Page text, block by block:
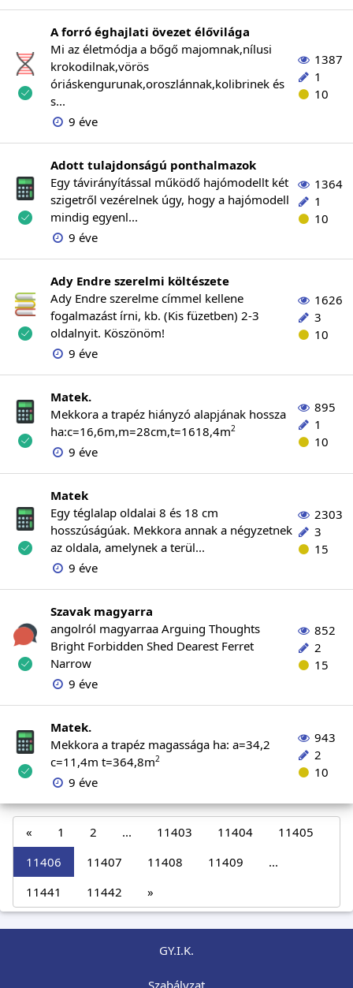
A forró éghajlati övezet élővilága
Mi az életmódja a bőgő majomnak,nílusi
krokodilnak,vörös
óriáskengurunak,oroszlánnak,kolibrinek és
s...
9 éve
1387
1
10
Adott tulajdonságú ponthalmazok
Egy távirányítással működő hajómodellt két
szigetről vezérelnek úgy, hogy a hajómodell
mindig egyenl...
9 éve
1364
1
10
Ady Endre szerelmi költészete
Ady Endre szerelme címmel kellene
fogalmazást írni, kb. (Kis füzetben) 2-3
oldalnyit. Köszönöm!
9 éve
1626
3
10
Matek.
Mekkora a trapéz hiányzó alapjának hossza
ha:c=16,6m,m=28cm,t=1618,4m2
9 éve
895
1
10
Matek
Egy téglalap oldalai 8 és 18 cm
hosszúságúak. Mekkora annak a négyzetnek
az oldala, amelynek a terül...
9 éve
2303
3
15
Szavak magyarra
angolról magyarraa Arguing Thoughts
Bright Forbidden Shed Dearest Ferret
Narrow
9 éve
852
2
15
Matek.
Mekkora a trapéz magassága ha: a=34,2
c=11,4m t=364,8m2
9 éve
943
2
10
« 1 2 ... 11403 11404
11405
11406
11407 11408 11409
...
11441
11442 »
GY.I.K.